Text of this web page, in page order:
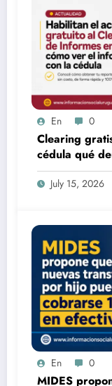
En 0
Clearing
cédula qué
tenés
July 15, 2026
En 0
MIDES